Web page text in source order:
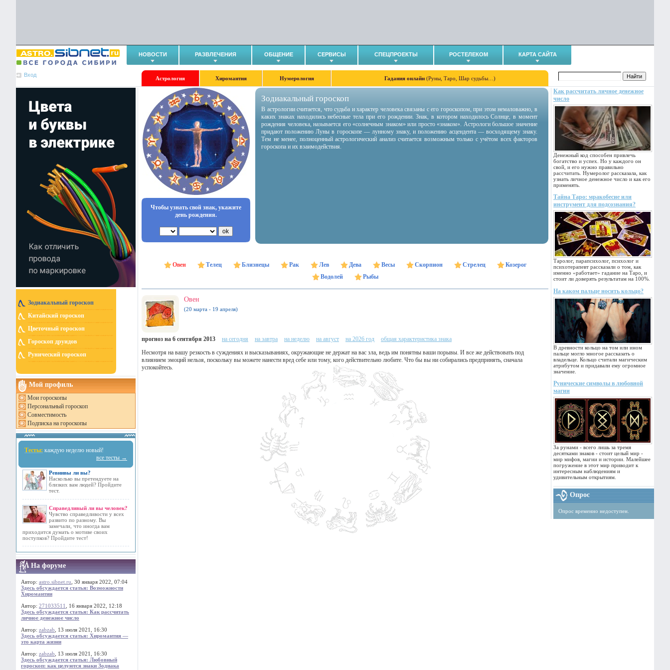
НОВОСТИ РАЗВЛЕЧЕНИЯ ОБЩЕНИЕ СЕРВИСЫ СПЕЦПРОЕКТЫ РОСТЕЛЕКОМ КАРТА САЙТА
Вход
Астрология Хиромантия Нумерология Гадания онлайн (Руны, Таро, Шар судьбы…)
Зодиакальный гороскоп
Китайский гороскоп
Цветочный гороскоп
Гороскоп друидов
Рунический гороскоп
Мой профиль
Мои гороскопы
Персональный гороскоп
Совместимость
Подписка на гороскопы
Тесты: каждую неделю новый!
все тесты →
Ревнивы ли вы?
Насколько вы претендуете на
близких вам людей? Пройдите
тест.
Справедливый ли вы человек?
Чувство справедливости у всех
развито по разному. Вы
замечали, что иногда вам
приходится думать о мотиве своих
поступков? Пройдите тест!
На форуме
Автор: astro.sibnet.ru , 30 января 2022, 07:04
Здесь обсуждается статья: Возможности
Хиромантии
Автор: 271033511
, 16 января 2022, 12:18
Здесь обсуждается статья: Как рассчитать
личное денежное число
Автор: zabzab , 13 июля 2021, 16:30
Здесь обсуждается статья: Хиромантия —
это карта жизни
Автор: zabzab , 13 июля 2021, 16:30
Здесь обсуждается статья: Любовный
гороскоп: как целуются знаки Зодиака
Как рассчитать личное денежное
число
Денежный код способен привлечь
богатство и успех. Но у каждого он
свой, и его нужно правильно
рассчитать. Нумеролог рассказала, как
узнать личное денежное число и как его
применять.
Тайна Таро: мракобесие или
инструмент для подсознания?
Таролог, парапсихолог, психолог и
психотерапевт рассказали о том, как
именно «работает» гадание на Таро, и
стоит ли доверять результатам на 100%.
На каком пальце носить кольцо?
В древности кольцо на том или ином
пальце могло многое рассказать о
владельце. Кольцо считали магическим
атрибутом и придавали ему огромное
значение.
Рунические символы в любовной
магии
За рунами - всего лишь за тремя
десятками знаков - стоит целый мир -
мир мифов, магии и истории. Малейшее
погружение в этот мир приводит к
интересным наблюдениям и
удивительным открытиям.
Опрос
Опрос временно недоступен.
Чтобы узнать свой знак, укажите
день рождения.
Зодиакальный гороскоп
В астрологии считается, что судьба и характер человека связаны с его гороскопом, при этом немаловажно, в
каких знаках находились небесные тела при его рождении. Знак, в котором находилось Солнце, в момент
рождения человека, называется его «солнечным знаком» или просто «знаком». Астрологи большое значение
придают положению Луны в гороскопе — лунному знаку, и положению асцендента — восходящему знаку.
Тем не менее, полноценный астрологический анализ считается возможным только с учётом всех факторов
гороскопа и их взаимодействия.
Овен Телец Близнецы Рак Лев Дева Весы Скорпион Стрелец
Козерог
Водолей
Рыбы
Овен
(20 марта - 19 апреля)
прогноз на 6 сентября 2013 на сегодня на завтра на неделю на август на 2026 год
общая характеристика знака
Несмотря на вашу резкость в суждениях и высказываниях, окружающие не держат на вас зла, ведь им понятны ваши порывы. И все же действовать под
влиянием эмоций нельзя, поскольку вы можете нанести вред себе или тому, кого действительно любите. Что бы вы ни собирались предпринять, сначала
успокойтесь.